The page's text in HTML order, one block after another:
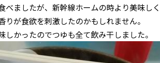
べましたが、新幹線ホームの時より美味し
が食欲を刺激したのかもしれません。
かったのでつゆも全て飲み干しました。